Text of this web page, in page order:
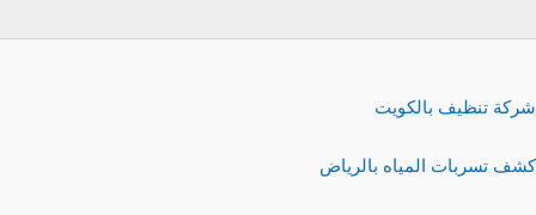
شركة تنظيف بالكويت
كشف تسربات المياه بالرياض